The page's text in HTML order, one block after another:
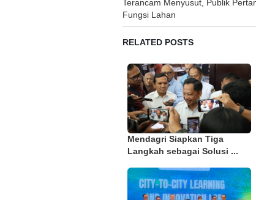
navigation
Terancam Menyusut, Publik
Fungsi Lahan
RELATED POSTS
Mendagri Siapkan Tiga
Langkah sebagai Solusi ...